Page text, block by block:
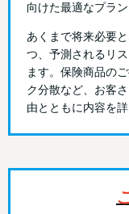
向けた最適なプラ
あくまで将来必要
つ、予測されるリ
ます。保険商品の
ク分散など、お客
由とともに内容を